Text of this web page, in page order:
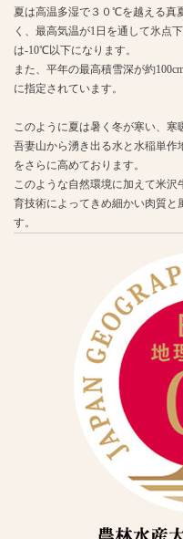
夏は高温多湿で３０℃を越える真
く、最高気温が1日を通して氷点
は-10℃以下になります。
また、平年の最高積雪深が約
に指定されています。
このように夏は暑く冬が寒い、寒
吾妻山から湧き出る水と水稲単
をさらに高めております。
このような自然環境に加えて米
育技術によってきめ細かい肉質
す。